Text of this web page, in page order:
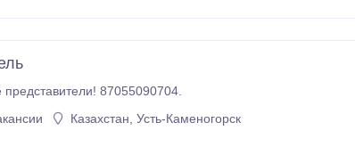
87055090704.
Казахстан, Усть-Каменогорск